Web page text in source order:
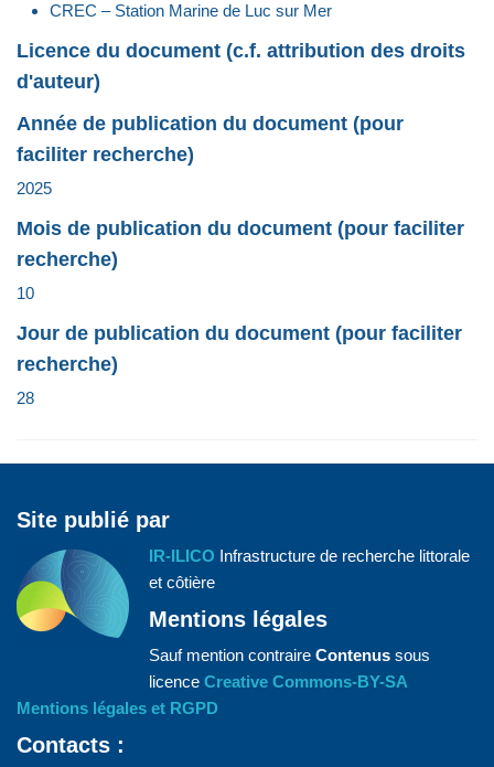
CREC – Station Marine de Luc sur Mer
Licence du document (c.f. attribution des droits
d'auteur)
Année de publication du document (pour
faciliter recherche)
2025
Mois de publication du document (pour faciliter
recherche)
10
Jour de publication du document (pour faciliter
recherche)
28
Site publié par
IR-ILICO Infrastructure de recherche littorale
et côtière
Mentions légales
Sauf mention contraire Contenus sous
licence Creative Commons-BY-SA
Mentions légales et RGPD
Contacts :